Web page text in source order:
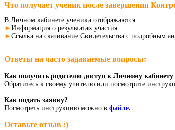
Что получает ученик после завершения
В Личном кабинете ученика отображаются:
► Информация о результатах участия
► Ссылка на скачивание Свидетельства с подробным
Ответы на часто задаваемые вопросы:
Как получить родителю доступ к Личному кабинету
Обратитесь к своему учителю или посмотрите
Как подать заявку?
Посмотреть инструкцию можно в файле.
Оставьте отзыв :)